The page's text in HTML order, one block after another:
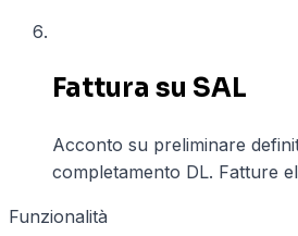
Fattura su SAL
Acconto su preliminare
completamento DL. Fatture
Funzionalità